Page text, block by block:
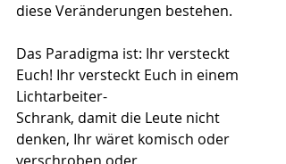
diese Veränderungen bestehen.
Das Paradigma ist: Ihr versteckt
Euch! Ihr versteckt Euch in einem
Lichtarbeiter-
Schrank, damit die Leute nicht
denken, Ihr wäret komisch oder